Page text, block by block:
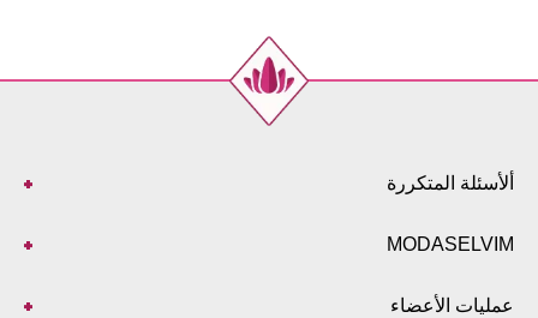
ألأسئلة المتكررة
MODASELVIM
عمليات الأعضاء